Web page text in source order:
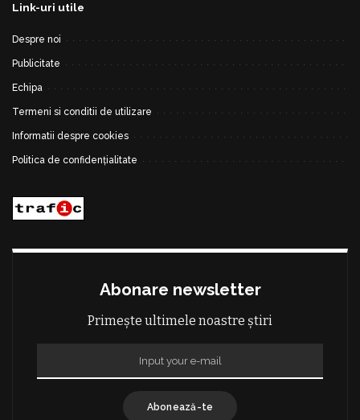
Link-uri utile
Despre noi
Publicitate
Echipa
Termeni si conditii de utilizare
Informatii despre cookies
Politica de confidențialitate
Abonare newsletter
Primește ultimele noastre știri
Abonează-te